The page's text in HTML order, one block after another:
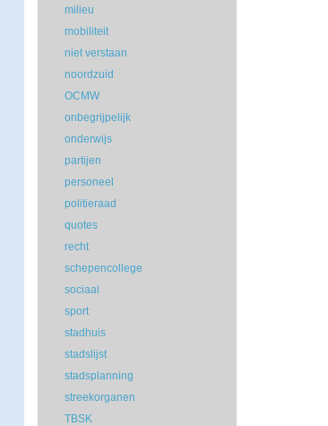
milieu
mobiliteit
niet verstaan
noordzuid
OCMW
onbegrijpelijk
onderwijs
partijen
personeel
politieraad
quotes
recht
schepencollege
sociaal
sport
stadhuis
stadslijst
stadsplanning
streekorganen
TBSK